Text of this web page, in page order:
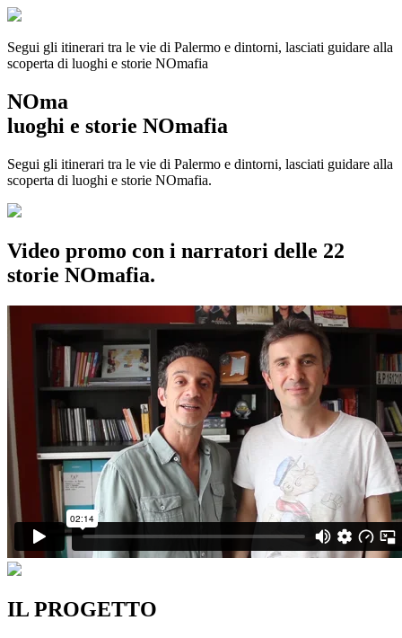
Segui gli itinerari tra le vie di Palermo e dintorni, lasciati guidare alla
scoperta di luoghi e storie NOmafia
NOma
luoghi e storie NOmafia
Segui gli itinerari tra le vie di Palermo e dintorni, lasciati guidare alla
scoperta di luoghi e storie NOmafia.
Video promo con i narratori delle 22
storie NOmafia.
IL PROGETTO